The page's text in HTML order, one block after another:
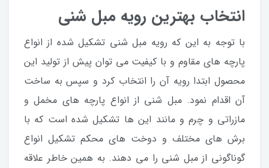
انتخاب بهترین رویه مبل شنی
با توجه به این که رویه مبل شنی تشکیل شده از انواع
پارچه های مقاوم و با کیفیت می توان پیش از تولید این
محصول ابتدا رویه آن را انتخاب کرد و سپس به ساخت
آن اقدام نمود. مبل شنی از انواع پارچه های مخمل و
مازراتی و چرم و مانند این ها تشکیل شده است که با
برش های مختلف و دوخت های محکم تشکیل انواع
گوناگونی از مبل شنی را می دهند. به همین خاطر علاقه